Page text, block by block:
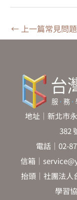
← 上一篇常見問題
地址｜新北市
382
電話｜02-
信箱｜
抬頭｜社團法人
學習